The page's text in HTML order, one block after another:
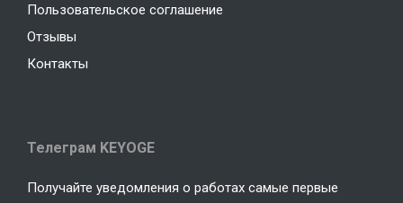
Пользовательское соглашение
Отзывы
Контакты
Телеграм KEYOGE
Получайте уведомления о работах самые первые